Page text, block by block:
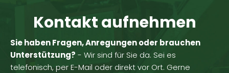
Kontakt aufnehmen
Sie haben Fragen, Anregungen oder brauchen
Unterstützung? - Wir sind für Sie da. Sei es
telefonisch, per E-Mail oder direkt vor Ort. Gerne